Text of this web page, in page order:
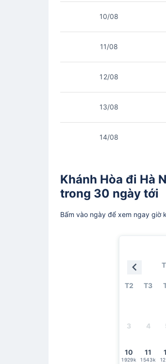
10/08
11/08
12/08
13/08
14/08
Khánh Hòa đi Hà
trong 30 ngày tới
Bấm vào ngày để xem ngay giờ
T2 T3
3 4
10
1929k
11
1543k